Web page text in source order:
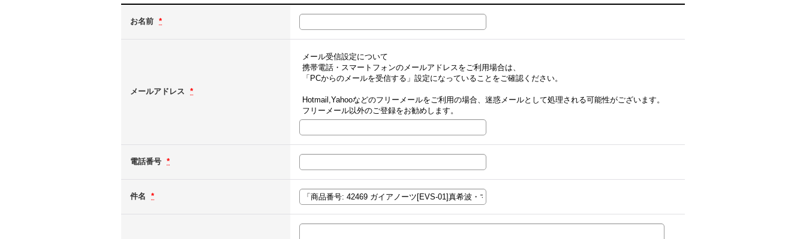
お名前 *
メールアドレス *
メール受信設定について
携帯電話・スマートフォンのメールアドレスをご利用場合は、
「PCからのメールを受信する」設定になっていることをご確認ください。
Hotmail,Yahooなどのフリーメールをご利用の場合、迷惑メールとして処理される可能性がございます。
フリーメール以外のご登録をお勧めします。
電話番号 *
件名 *